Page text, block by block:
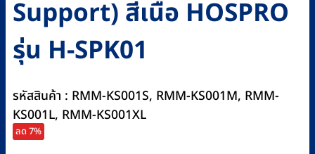
Support) สีเนื้อ HOSPRO
รุ่น H-SPK01
รหัสสินค้า : RMM-KS001S, RMM-KS001M, RMM-
KS001L, RMM-KS001XL
ลด 7%